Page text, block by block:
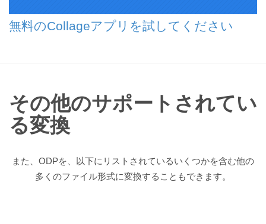
無料のCollageアプリを試してください
その他のサポートされてい
る変換
また、ODPを、以下にリストされているいくつかを含む他の
多くのファイル形式に変換することもできます。